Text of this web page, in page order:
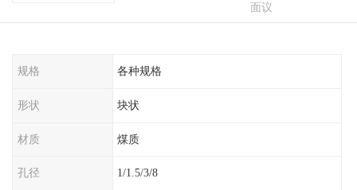
面议
规格 各种规格
形状 块状
材质 煤质
孔径 1/1.5/3/8